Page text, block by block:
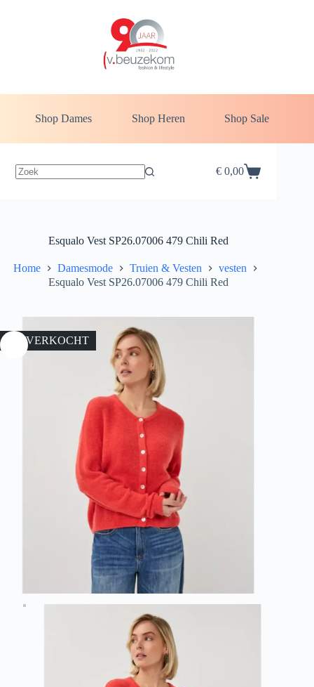
Shop Dames Shop Heren Shop Sale
Winkelwagen
€0,00
Esqualo Vest SP26.07006 479 Chili Red
Home Damesmode Truien & Vesten
vesten
Esqualo Vest SP26.07006 479 Chili Red
UITVERKOCHT